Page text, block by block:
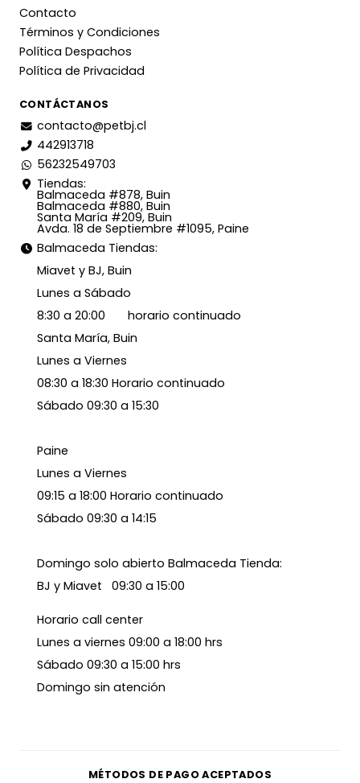
Contacto
Términos y Condiciones
Política Despachos
Política de Privacidad
CONTÁCTANOS
contacto@petbj.cl
442913718
56232549703
Tiendas:
Balmaceda #878, Buin
Balmaceda #880, Buin
Santa María #209, Buin
Avda. 18 de Septiembre #1095, Paine
Balmaceda Tiendas:
Miavet y BJ, Buin
Lunes a Sábado
8:30 a 20:00 horario continuado
Santa María, Buin
Lunes a Viernes
08:30 a 18:30 Horario continuado
Sábado 09:30 a 15:30
Paine
Lunes a Viernes
09:15 a 18:00 Horario continuado
Sábado 09:30 a 14:15
Domingo solo abierto Balmaceda Tienda:
BJ y Miavet 09:30 a 15:00
Horario call center
Lunes a viernes 09:00 a 18:00 hrs
Sábado 09:30 a 15:00 hrs
Domingo sin atención
MÉTODOS DE PAGO ACEPTADOS